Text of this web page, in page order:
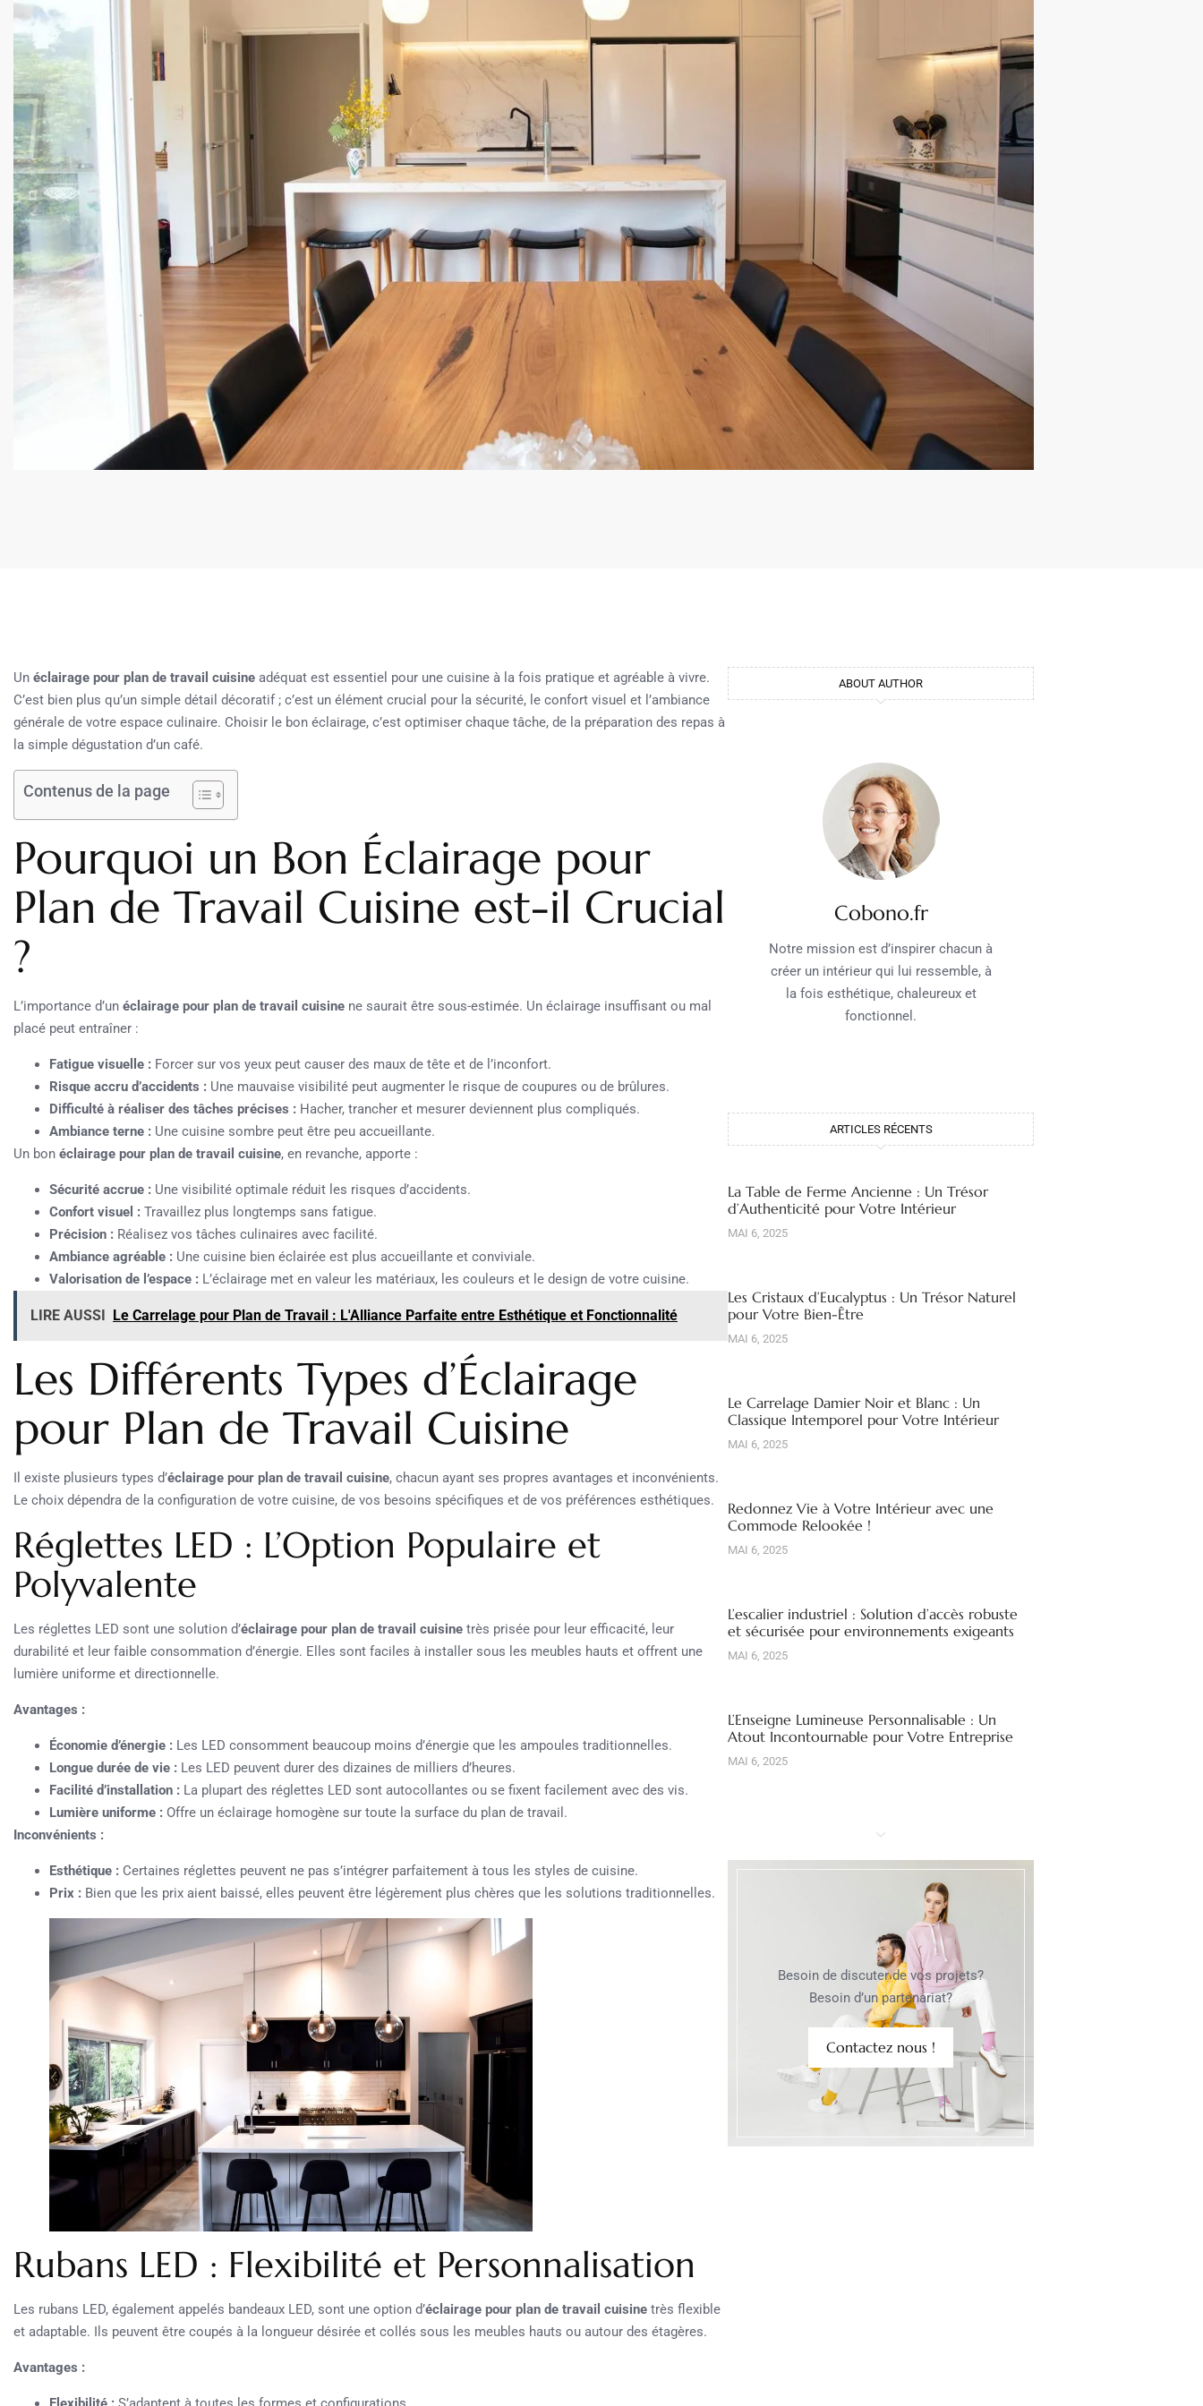
Un éclairage pour plan de travail cuisine adéquat est essentiel pour une cuisine à la fois pratique et agréable à vivre.
C’est bien plus qu’un simple détail décoratif ; c’est un élément crucial pour la sécurité, le confort visuel et l’ambiance
générale de votre espace culinaire. Choisir le bon éclairage, c’est optimiser chaque tâche, de la préparation des repas à
la simple dégustation d’un café.
Contenus de la page
Pourquoi un Bon Éclairage pour
Plan de Travail Cuisine est-il Crucial
?
L’importance d’un éclairage pour plan de travail cuisine ne saurait être sous-estimée. Un éclairage insuffisant ou mal
placé peut entraîner :
Fatigue visuelle : Forcer sur vos yeux peut causer des maux de tête et de l’inconfort.
Risque accru d’accidents : Une mauvaise visibilité peut augmenter le risque de coupures ou de brûlures.
Difficulté à réaliser des tâches précises : Hacher, trancher et mesurer deviennent plus compliqués.
Ambiance terne : Une cuisine sombre peut être peu accueillante.
Un bon éclairage pour plan de travail cuisine, en revanche, apporte :
Sécurité accrue : Une visibilité optimale réduit les risques d’accidents.
Confort visuel : Travaillez plus longtemps sans fatigue.
Précision : Réalisez vos tâches culinaires avec facilité.
Ambiance agréable : Une cuisine bien éclairée est plus accueillante et conviviale.
Valorisation de l’espace : L’éclairage met en valeur les matériaux, les couleurs et le design de votre cuisine.
LIRE AUSSI Le Carrelage pour Plan de Travail : L'Alliance Parfaite entre Esthétique et Fonctionnalité
Les Différents Types d’Éclairage
pour Plan de Travail Cuisine
Il existe plusieurs types d’éclairage pour plan de travail cuisine, chacun ayant ses propres avantages et inconvénients.
Le choix dépendra de la configuration de votre cuisine, de vos besoins spécifiques et de vos préférences esthétiques.
Réglettes LED : L’Option Populaire et
Polyvalente
Les réglettes LED sont une solution d’éclairage pour plan de travail cuisine très prisée pour leur efficacité, leur
durabilité et leur faible consommation d’énergie. Elles sont faciles à installer sous les meubles hauts et offrent une
lumière uniforme et directionnelle.
Avantages :
Économie d’énergie : Les LED consomment beaucoup moins d’énergie que les ampoules traditionnelles.
Longue durée de vie : Les LED peuvent durer des dizaines de milliers d’heures.
Facilité d’installation : La plupart des réglettes LED sont autocollantes ou se fixent facilement avec des vis.
Lumière uniforme : Offre un éclairage homogène sur toute la surface du plan de travail.
Inconvénients :
Esthétique : Certaines réglettes peuvent ne pas s’intégrer parfaitement à tous les styles de cuisine.
Prix : Bien que les prix aient baissé, elles peuvent être légèrement plus chères que les solutions traditionnelles.
Rubans LED : Flexibilité et Personnalisation
Les rubans LED, également appelés bandeaux LED, sont une option d’éclairage pour plan de travail cuisine très flexible
et adaptable. Ils peuvent être coupés à la longueur désirée et collés sous les meubles hauts ou autour des étagères.
Avantages :
ABOUT AUTHOR
Cobono.fr
Notre mission est d’inspirer chacun à
créer un intérieur qui lui ressemble, à
la fois esthétique, chaleureux et
fonctionnel.
ARTICLES RÉCENTS
La Table de Ferme Ancienne : Un Trésor
d’Authenticité pour Votre Intérieur
MAI 6, 2025
Les Cristaux d’Eucalyptus : Un Trésor Naturel
pour Votre Bien-Être
MAI 6, 2025
Le Carrelage Damier Noir et Blanc : Un
Classique Intemporel pour Votre Intérieur
MAI 6, 2025
Redonnez Vie à Votre Intérieur avec une
Commode Relookée !
MAI 6, 2025
L’escalier industriel : Solution d’accès robuste
et sécurisée pour environnements exigeants
MAI 6, 2025
L’Enseigne Lumineuse Personnalisable : Un
Atout Incontournable pour Votre Entreprise
MAI 6, 2025
Besoin de discuter de vos projets?
Besoin d’un partenariat?
Contactez nous !